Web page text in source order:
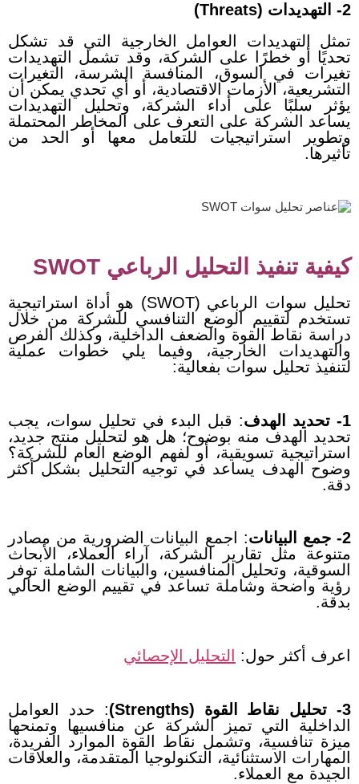
2- التهديدات (Threats)
تمثل التهديدات العوامل الخارجية التي قد تشكل
تحديًا أو خطرًا على الشركة، وقد تشمل التهديدات
تغيرات في السوق، المنافسة الشرسة، التغيرات
التشريعية، الأزمات الاقتصادية، أو أي تحدي يمكن أن
يؤثر سلبًا على أداء الشركة، وتحليل التهديدات
يساعد الشركة على التعرف على المخاطر المحتملة
وتطوير استراتيجيات للتعامل معها أو الحد من
تأثيرها.
كيفية تنفيذ التحليل الرباعي SWOT
تحليل سوات الرباعي (SWOT) هو أداة استراتيجية
تستخدم لتقييم الوضع التنافسي للشركة من خلال
دراسة نقاط القوة والضعف الداخلية، وكذلك الفرص
والتهديدات الخارجية، وفيما يلي خطوات عملية
لتنفيذ تحليل سوات بفعالية:
1- تحديد الهدف : قبل البدء في تحليل سوات، يجب
تحديد الهدف منه بوضوح؛ هل هو لتحليل منتج جديد،
استراتيجية تسويقية، أو لفهم الوضع العام للشركة؟
وضوح الهدف يساعد في توجيه التحليل بشكل أكثر
دقة.
2- جمع البيانات :
اجمع البيانات الضرورية من مصادر
متنوعة مثل تقارير الشركة، آراء العملاء، الأبحاث
السوقية، وتحليل المنافسين، والبيانات الشاملة توفر
رؤية واضحة وشاملة تساعد في تقييم الوضع الحالي
بدقة.
اعرف أكثر حول: التحليل الإحصائي
3- تحليل نقاط القوة (Strengths) : حدد العوامل
الداخلية التي تميز الشركة عن منافسيها وتمنحها
ميزة تنافسية، وتشمل نقاط القوة الموارد الفريدة،
المهارات الاستثنائية، التكنولوجيا المتقدمة، والعلاقات
الجيدة مع العملاء.